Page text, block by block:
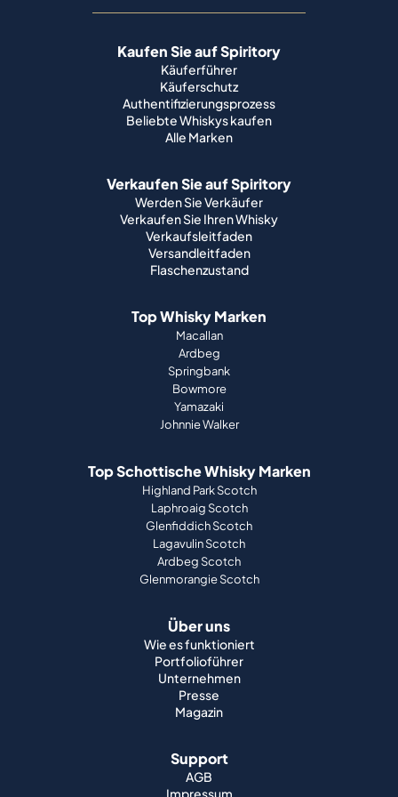
Kaufen Sie auf Spiritory
Käuferführer
Käuferschutz
Authentifizierungsprozess
Beliebte Whiskys kaufen
Alle Marken
Verkaufen Sie auf Spiritory
Werden Sie Verkäufer
Verkaufen Sie Ihren Whisky
Verkaufsleitfaden
Versandleitfaden
Flaschenzustand
Top Whisky Marken
Macallan
Ardbeg
Springbank
Bowmore
Yamazaki
Johnnie Walker
Top Schottische Whisky Marken
Highland Park Scotch
Laphroaig Scotch
Glenfiddich Scotch
Lagavulin Scotch
Ardbeg Scotch
Glenmorangie Scotch
Über uns
Wie es funktioniert
Portfolioführer
Unternehmen
Presse
Magazin
Support
AGB
Impressum